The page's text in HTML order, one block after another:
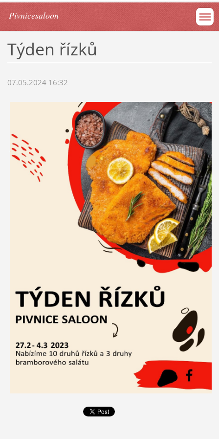
Pivnicesaloon
Týden řízků
07.05.2024 16:32